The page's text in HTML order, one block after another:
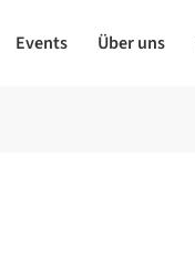
Events Über uns